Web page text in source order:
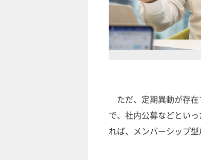
ただ、定期異動が存在
で、社内公募などとい
れば、メンバーシップ